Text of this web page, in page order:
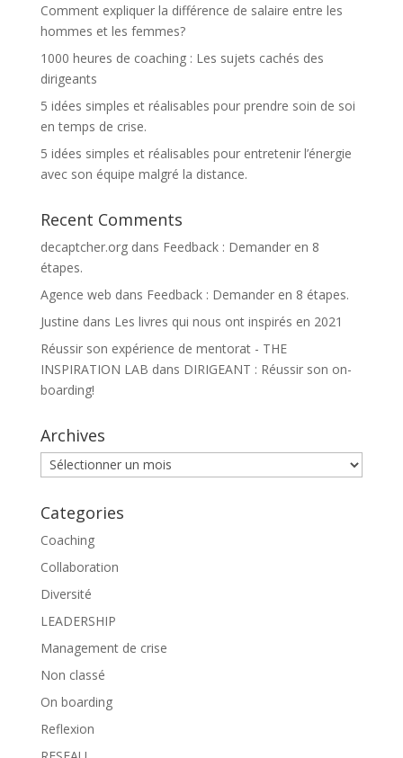
Comment expliquer la différence de salaire entre les
hommes et les femmes?
1000 heures de coaching : Les sujets cachés des
dirigeants
5 idées simples et réalisables pour prendre soin de soi
en temps de crise.
5 idées simples et réalisables pour entretenir l’énergie
avec son équipe malgré la distance.
Recent Comments
decaptcher.orgdans Feedback : Demander en 8
étapes.
Agence web dans Feedback : Demander en 8 étapes.
Justine dans Les livres qui nous ont inspirés en 2021
Réussir son expérience de mentorat - THE
INSPIRATION LAB dans DIRIGEANT : Réussir son on-
boarding!
Archives
Archives
Categories
Coaching
Collaboration
Diversité
LEADERSHIP
Management de crise
Non classé
On boarding
Reflexion